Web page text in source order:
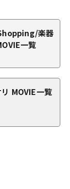
楽器
一覧
MOVIE一覧